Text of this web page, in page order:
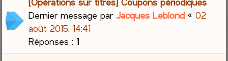
Dernier message parJacques Leblond «02
août 2015, 14:41
Réponses :1